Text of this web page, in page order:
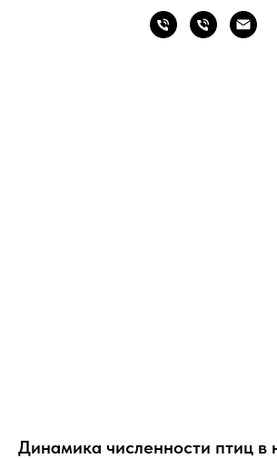
Динамика численности птиц в